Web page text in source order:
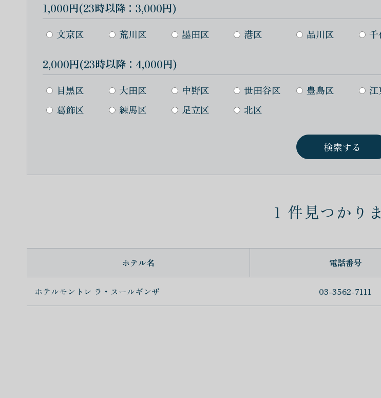
1,000円(23時以降：3,000円)
文京区 荒川区 墨田区 港区 品川区 千
2,000円(23時以降：4,000円)
目黒区 大田区 中野区 世田谷区 豊島区 江
葛飾区
練馬区 足立区 北区
1 件見つかり
ホテル名 電話番号
ホテルモントレ ラ・スールギンザ 03-3562-7111